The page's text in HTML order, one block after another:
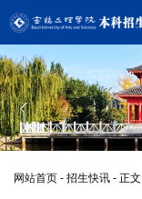
网站首页 - 招生快讯 - 正文